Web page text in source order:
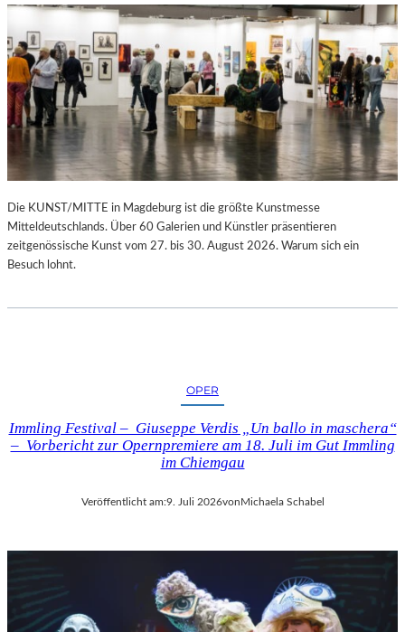
Die KUNST/MITTE in Magdeburg ist die größte Kunstmesse
Mitteldeutschlands. Über 60 Galerien und Künstler präsentieren
zeitgenössische Kunst vom 27. bis 30. August 2026. Warum sich ein
Besuch lohnt.
OPER
Immling Festival – Giuseppe Verdis „Un ballo in maschera“
– Vorbericht zur Opernpremiere am 18. Juli im Gut Immling
im Chiemgau
Veröffentlicht am:9. Juli 2026vonMichaela Schabel